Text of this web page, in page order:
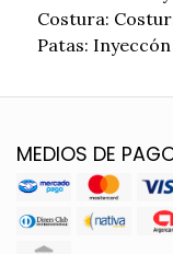
Costura:
Patas:
MEDIOS DE